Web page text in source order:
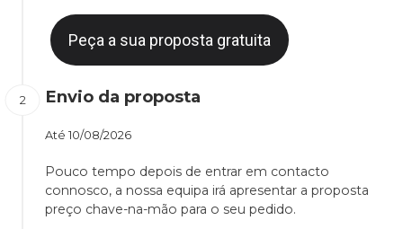
Peça a sua proposta gratuita
Envio da proposta
Até 10/08/2026
Pouco tempo depois de entrar em contacto
connosco, a nossa equipa irá apresentar a proposta
preço chave-na-mão para o seu pedido.